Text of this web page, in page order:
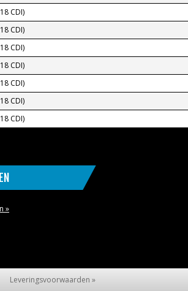
CDI)
CDI)
CDI)
CDI)
CDI)
CDI)
CDI)
»
Leveringsvoorwaarden »